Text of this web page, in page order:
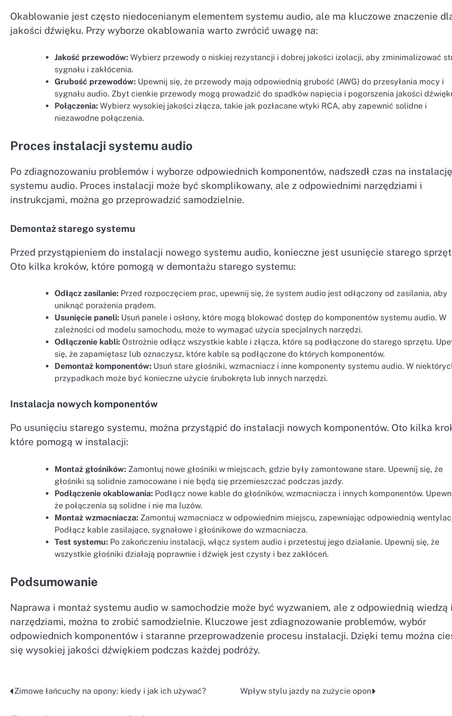
Okablowanie jest często niedocenianym elementem systemu audio, ale ma kluczowe znaczenie
jakości dźwięku. Przy wyborze okablowania warto zwrócić uwagę na:
Jakość przewodów: Wybierz przewody o niskiej rezystancji i dobrej jakości izolacji, aby zminimalizować
sygnału i zakłócenia.
Grubość przewodów: Upewnij się, że przewody mają odpowiednią grubość (AWG) do przesyłania mocy i
sygnału audio. Zbyt cienkie przewody mogą prowadzić do spadków napięcia i pogorszenia jakości
Połączenia: Wybierz wysokiej jakości złącza, takie jak pozłacane wtyki RCA, aby zapewnić solidne i
niezawodne połączenia.
Proces instalacji systemu audio
Po zdiagnozowaniu problemów i wyborze odpowiednich komponentów, nadszedł czas na instalację
systemu audio. Proces instalacji może być skomplikowany, ale z odpowiednimi narzędziami i
instrukcjami, można go przeprowadzić samodzielnie.
Demontaż starego systemu
Przed przystąpieniem do instalacji nowego systemu audio, konieczne jest usunięcie starego
Oto kilka kroków, które pomogą w demontażu starego systemu:
Odłącz zasilanie: Przed rozpoczęciem prac, upewnij się, że system audio jest odłączony od zasilania, aby
uniknąć porażenia prądem.
Usunięcie paneli: Usuń panele i osłony, które mogą blokować dostęp do komponentów systemu audio. W
zależności od modelu samochodu, może to wymagać użycia specjalnych narzędzi.
Odłączenie kabli: Ostrożnie odłącz wszystkie kable i złącza, które są podłączone do starego sprzętu.
się, że zapamiętasz lub oznaczysz, które kable są podłączone do których komponentów.
Demontaż komponentów: Usuń stare głośniki, wzmacniacz i inne komponenty systemu audio. W
przypadkach może być konieczne użycie śrubokręta lub innych narzędzi.
Instalacja nowych komponentów
Po usunięciu starego systemu, można przystąpić do instalacji nowych komponentów. Oto kilka
które pomogą w instalacji:
Montaż głośników: Zamontuj nowe głośniki w miejscach, gdzie były zamontowane stare. Upewnij się, że
głośniki są solidnie zamocowane i nie będą się przemieszczać podczas jazdy.
Podłączenie okablowania: Podłącz nowe kable do głośników, wzmacniacza i innych komponentów.
że połączenia są solidne i nie ma luzów.
Montaż wzmacniacza: Zamontuj wzmacniacz w odpowiednim miejscu, zapewniając odpowiednią
Podłącz kable zasilające, sygnałowe i głośnikowe do wzmacniacza.
Test systemu: Po zakończeniu instalacji, włącz system audio i przetestuj jego działanie. Upewnij się, że
wszystkie głośniki działają poprawnie i dźwięk jest czysty i bez zakłóceń.
Podsumowanie
Naprawa i montaż systemu audio w samochodzie może być wyzwaniem, ale z odpowiednią wiedzą
narzędziami, można to zrobić samodzielnie. Kluczowe jest zdiagnozowanie problemów, wybór
odpowiednich komponentów i staranne przeprowadzenie procesu instalacji. Dzięki temu można
się wysokiej jakości dźwiękiem podczas każdej podróży.
Nawigacja
wpisu
Zimowe łańcuchy na opony: kiedy i jak ich używać? Wpływ stylu jazdy na zużycie opon